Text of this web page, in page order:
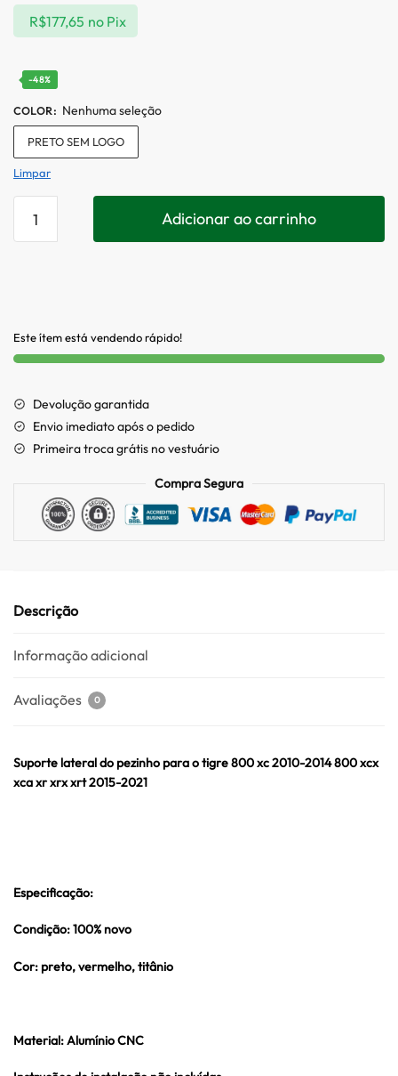
R$177,65 no Pix
-48%
COLOR: Nenhuma seleção
PRETO SEM LOGO
Limpar
Adicionar ao carrinho
Este ítem está vendendo rápido!
Devolução garantida
Envio imediato após o pedido
Primeira troca grátis no vestuário
Compra Segura
Descrição
Informação adicional
Avaliações 0
Suporte lateral do pezinho para o tigre 800 xc 2010-2014 800 xcx
xca xr xrx xrt 2015-2021
Especificação:
Condição: 100% novo
Cor: preto, vermelho, titânio
Material: Alumínio CNC